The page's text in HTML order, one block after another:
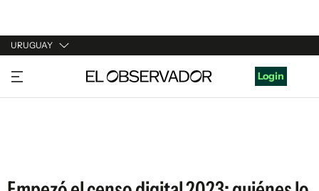
URUGUAY
URUGUAY
ARGENTINA
Login